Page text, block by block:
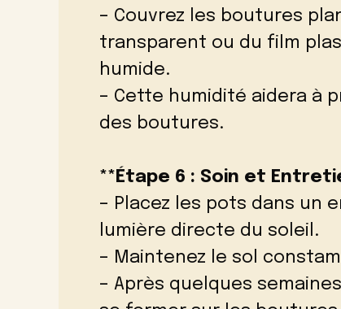
– Couvrez les boutures
transparent ou du film
humide.
– Cette humidité aidera à
des boutures.
**Étape 6 : Soin et
– Placez les pots dans un
lumière directe du soleil.
– Maintenez le sol
– Après quelques